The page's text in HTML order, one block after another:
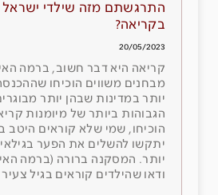
התרגשתם מזה שילדי
בקריאה?
20/05/2023
קריאה היא דבר חשוב, ברמה
מבחנים משווים הוכיחו
יותר במדינות שבהן יותר
הגבוהות ביותר של מיומנות
הוכיחו, שמי שלא קוראים היטב
יתקשו להשלים את הפער
יותר. המסקנה ברורה (ברמה
ודאו שהילדים קוראים בגיל צעיר